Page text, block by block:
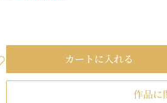
カートに入れる
作品に